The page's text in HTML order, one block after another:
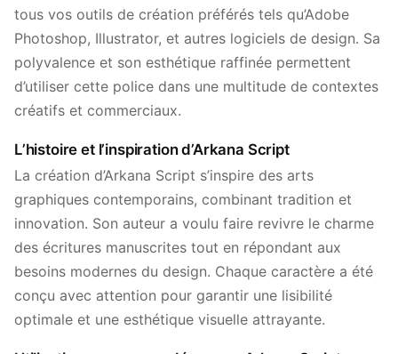
tous vos outils de création préférés tels qu’Adobe
Photoshop, Illustrator, et autres logiciels de design. Sa
polyvalence et son esthétique raffinée permettent
d’utiliser cette police dans une multitude de contextes
créatifs et commerciaux.
L’histoire et l’inspiration d’Arkana Script
La création d’Arkana Script s’inspire des arts
graphiques contemporains, combinant tradition et
innovation. Son auteur a voulu faire revivre le charme
des écritures manuscrites tout en répondant aux
besoins modernes du design. Chaque caractère a été
conçu avec attention pour garantir une lisibilité
optimale et une esthétique visuelle attrayante.